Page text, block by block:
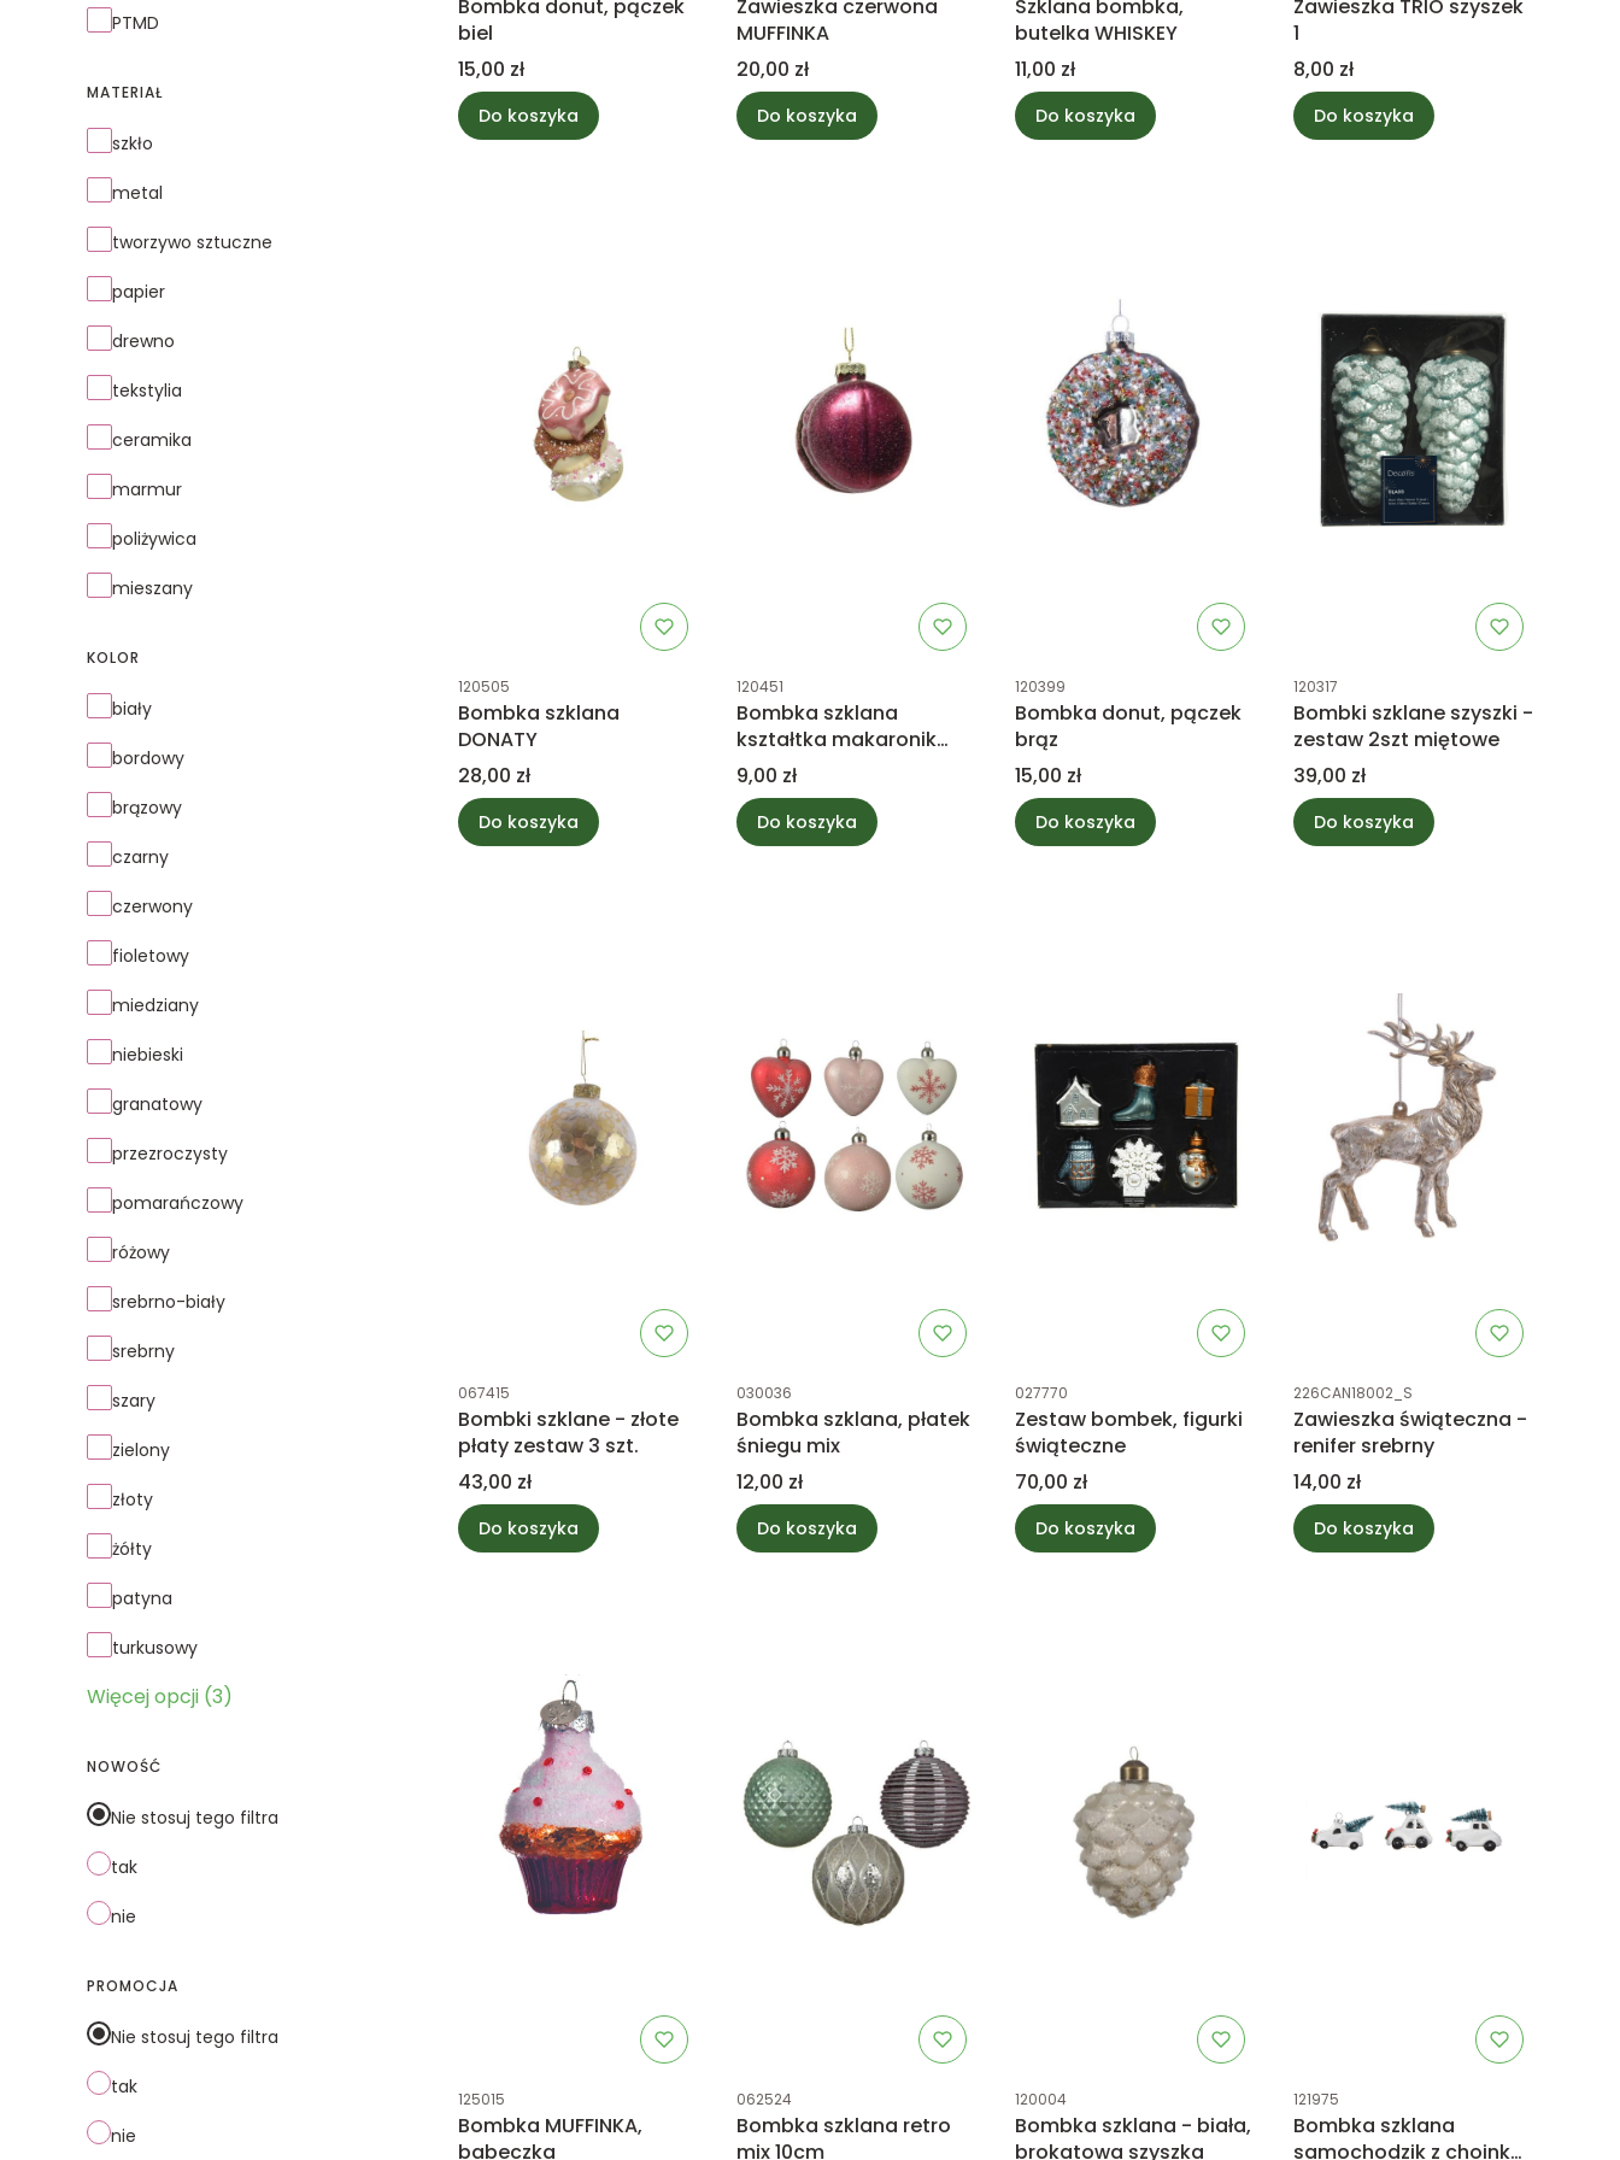
PTMD
MATERIAŁ
Materiał
szkło
metal
tworzywo sztuczne
papier
drewno
tekstylia
ceramika
marmur
poliżywica
mieszany
KOLOR
Kolor
biały
bordowy
brązowy
czarny
czerwony
fioletowy
miedziany
niebieski
granatowy
przezroczysty
pomarańczowy
różowy
srebrno-biały
srebrny
szary
zielony
złoty
żółty
patyna
turkusowy
Więcej opcji (3)
NOWOŚĆ
Nie stosuj tego filtra
tak
nie
PROMOCJA
Nie stosuj tego filtra
tak
nie
Bombka donut, pączek
biel
Cena
15,00 zł
Do koszyka
Zawieszka czerwona
MUFFINKA
Cena
20,00 zł
Do koszyka
Szklana bombka,
butelka WHISKEY
Cena
11,00 zł
Do koszyka
Zawieszka TRIO szyszek
1
Cena
8,00 zł
Do koszyka
Kod produktu
120505
Bombka szklana
DONATY
Cena
28,00 zł
Do koszyka
Kod produktu
120451
Bombka szklana
kształtka makaronik
ciemny różowy
Cena
9,00 zł
Do koszyka
Kod produktu
120399
Bombka donut, pączek
brąz
Cena
15,00 zł
Do koszyka
Kod produktu
120317
Bombki szklane szyszki -
zestaw 2szt miętowe
Cena
39,00 zł
Do koszyka
Kod produktu
067415
Bombki szklane - złote
płaty zestaw 3 szt.
Cena
43,00 zł
Do koszyka
Kod produktu
030036
Bombka szklana, płatek
śniegu mix
Cena
12,00 zł
Do koszyka
Kod produktu
027770
Zestaw bombek, figurki
świąteczne
Cena
70,00 zł
Do koszyka
Kod produktu
226CAN18002_S
Zawieszka świąteczna -
renifer srebrny
Cena
14,00 zł
Do koszyka
Kod produktu
125015
Bombka MUFFINKA,
babeczka
Kod produktu
062524
Bombka szklana retro
mix 10cm
Kod produktu
120004
Bombka szklana - biała,
brokatowa szyszka
Kod produktu
121975
Bombka szklana
samochodzik z choinką,